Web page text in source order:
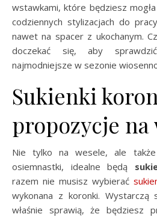
wstawkami, które będziesz
codziennych stylizacjach do
nawet na spacer z ukochanym.
doczekać się, aby
najmodniejsze w sezonie
Sukienki
propozycje na
Nie tylko na wesele, ale
osiemnastki, idealne będą
razem nie musisz wybierać
wykonana z koronki. Wystarczą
właśnie sprawią, że będziesz